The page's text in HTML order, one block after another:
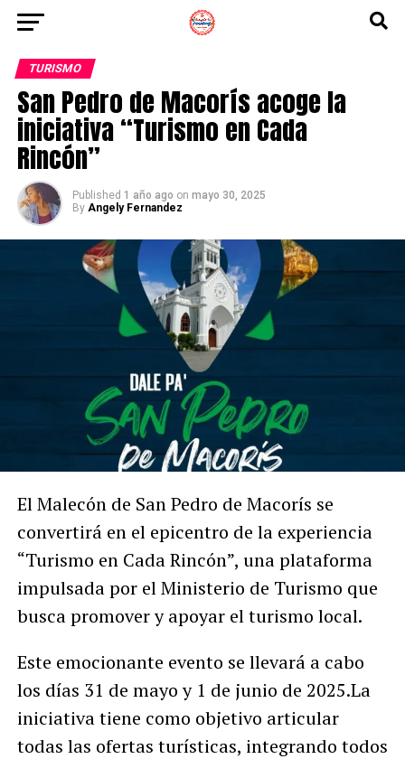
TURISMO
San Pedro de Macorís acoge la
iniciativa “Turismo en Cada
Rincón”
Published 1 año ago on mayo 30, 2025
By Angely Fernandez
El Malecón de San Pedro de Macorís se
convertirá en el epicentro de la experiencia
“Turismo en Cada Rincón”, una plataforma
impulsada por el Ministerio de Turismo que
busca promover y apoyar el turismo local.
Este emocionante evento se llevará a cabo
los días 31 de mayo y 1 de junio de 2025.La
iniciativa tiene como objetivo articular
todas las ofertas turísticas, integrando todos